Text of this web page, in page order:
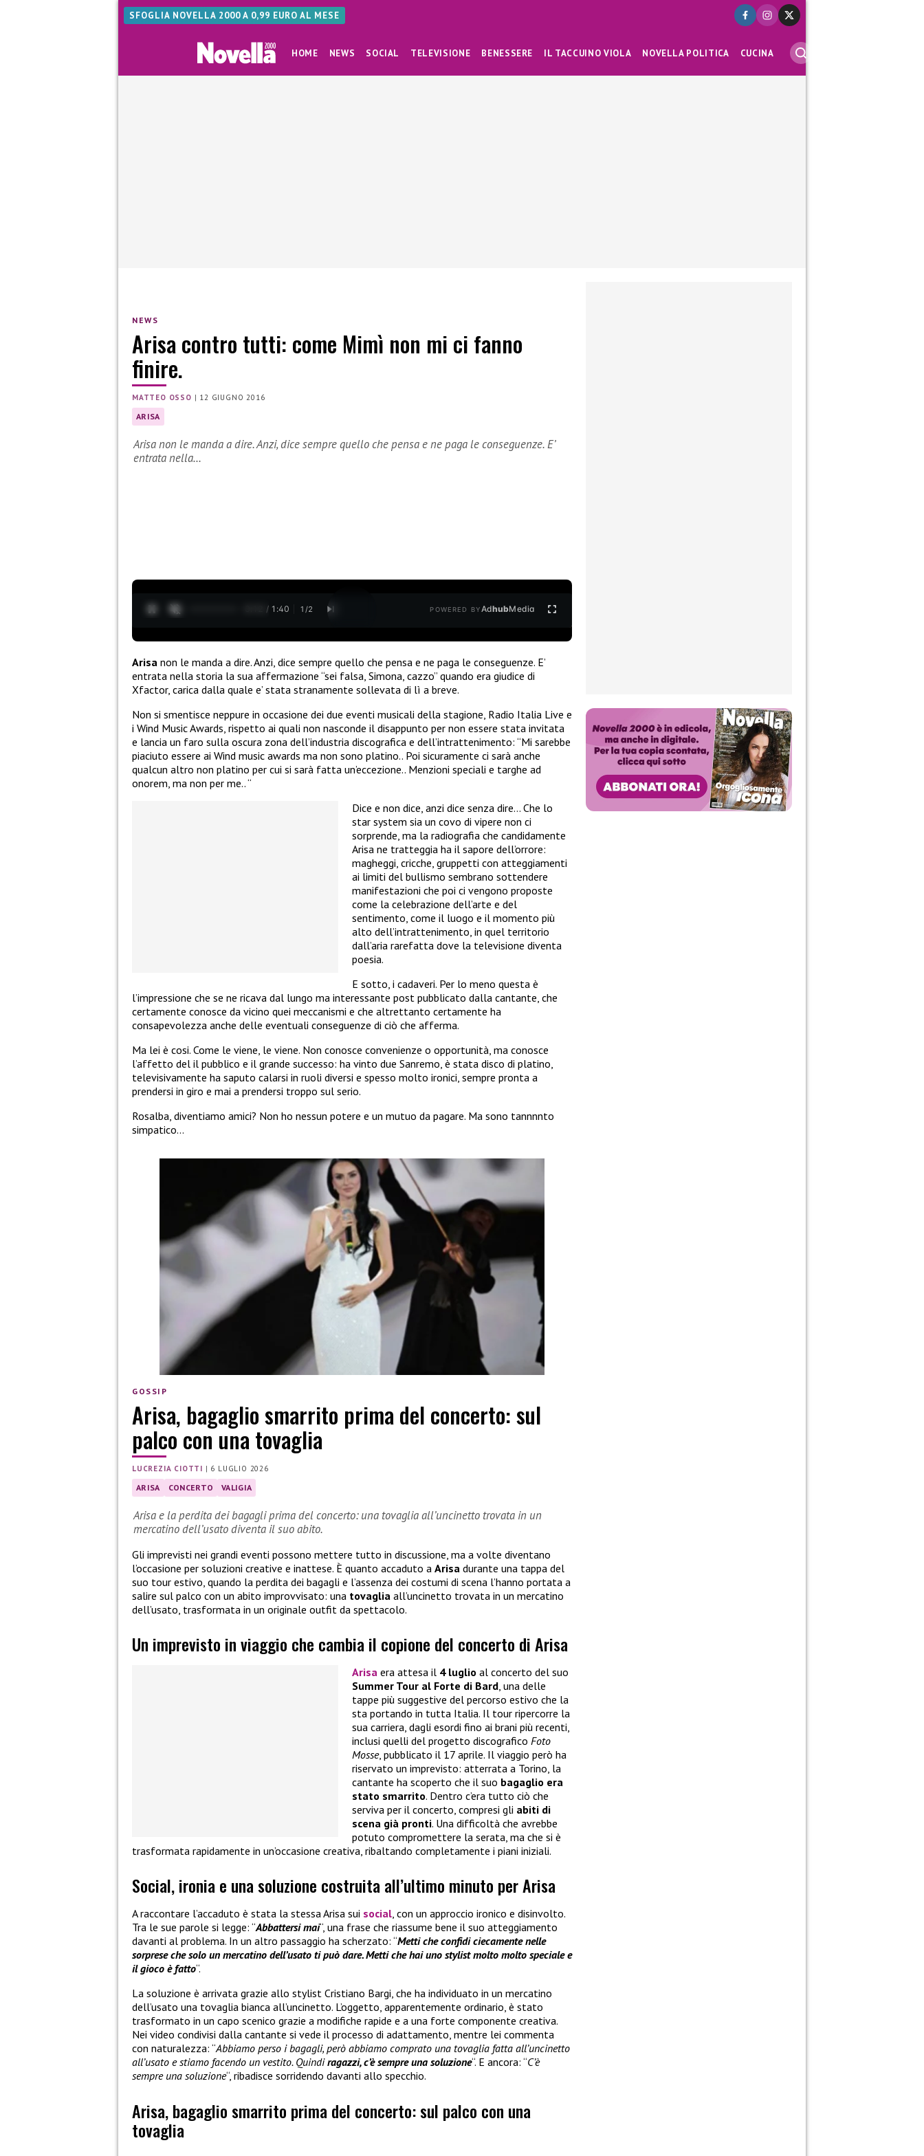
SFOGLIA NOVELLA 2000 A 0,99 EURO AL MESE
HOME NEWS SOCIAL TELEVISIONE BENESSERE IL TACCUINO VIOLA NOVELLA POLITICA CUCINA
NEWS
Arisa contro tutti: come Mimì non mi ci fanno
finire.
MATTEO OSSO | 12 GIUGNO 2016
ARISA
Arisa non le manda a dire. Anzi, dice sempre quello che pensa e ne paga le conseguenze. E’
entrata nella…
0:12 / 1:40 1 /2 POWERED BYAdhubMedia
Arisa non le manda a dire. Anzi, dice sempre quello che pensa e ne paga le conseguenze. E’
entrata nella storia la sua affermazione “sei falsa, Simona, cazzo” quando era giudice di
Xfactor, carica dalla quale e’ stata stranamente sollevata di lì a breve.
Non si smentisce neppure in occasione dei due eventi musicali della stagione, Radio Italia Live e
i Wind Music Awards, rispetto ai quali non nasconde il disappunto per non essere stata invitata
e lancia un faro sulla oscura zona dell’industria discografica e dell’intrattenimento: “Mi sarebbe
piaciuto essere ai Wind music awards ma non sono platino.. Poi sicuramente ci sarà anche
qualcun altro non platino per cui si sarà fatta un’eccezione.. Menzioni speciali e targhe ad
onorem, ma non per me.. “
Dice e non dice, anzi dice senza dire… Che lo
star system sia un covo di vipere non ci
sorprende, ma la radiografia che candidamente
Arisa ne tratteggia ha il sapore dell’orrore:
magheggi, cricche, gruppetti con atteggiamenti
ai limiti del bullismo sembrano sottendere
manifestazioni che poi ci vengono proposte
come la celebrazione dell’arte e del
sentimento, come il luogo e il momento più
alto dell’intrattenimento, in quel territorio
dall’aria rarefatta dove la televisione diventa
poesia.
E sotto, i cadaveri. Per lo meno questa è
l’impressione che se ne ricava dal lungo ma interessante post pubblicato dalla cantante, che
certamente conosce da vicino quei meccanismi e che altrettanto certamente ha
consapevolezza anche delle eventuali conseguenze di ciò che afferma.
Ma lei è cosi. Come le viene, le viene. Non conosce convenienze o opportunità, ma conosce
l’affetto del il pubblico e il grande successo: ha vinto due Sanremo, è stata disco di platino,
televisivamente ha saputo calarsi in ruoli diversi e spesso molto ironici, sempre pronta a
prendersi in giro e mai a prendersi troppo sul serio.
Rosalba, diventiamo amici? Non ho nessun potere e un mutuo da pagare. Ma sono tannnnto
simpatico…
GOSSIP
Arisa, bagaglio smarrito prima del concerto: sul
palco con una tovaglia
LUCREZIA CIOTTI | 6 LUGLIO 2026
ARISA CONCERTO VALIGIA
Arisa e la perdita dei bagagli prima del concerto: una tovaglia all’uncinetto trovata in un
mercatino dell’usato diventa il suo abito.
Gli imprevisti nei grandi eventi possono mettere tutto in discussione, ma a volte diventano
l’occasione per soluzioni creative e inattese. È quanto accaduto a Arisa durante una tappa del
suo tour estivo, quando la perdita dei bagagli e l’assenza dei costumi di scena l’hanno portata a
salire sul palco con un abito improvvisato: una tovaglia all’uncinetto trovata in un mercatino
dell’usato, trasformata in un originale outfit da spettacolo.
Un imprevisto in viaggio che cambia il copione del concerto di Arisa
Arisa era attesa il 4 luglio al concerto del suo
Summer Tour al Forte di Bard, una delle
tappe più suggestive del percorso estivo che la
sta portando in tutta Italia. Il tour ripercorre la
sua carriera, dagli esordi fino ai brani più recenti,
inclusi quelli del progetto discografico Foto
Mosse, pubblicato il 17 aprile. Il viaggio però ha
riservato un imprevisto: atterrata a Torino, la
cantante ha scoperto che il suo bagaglio era
stato smarrito. Dentro c’era tutto ciò che
serviva per il concerto, compresi gli abiti di
scena già pronti. Una difficoltà che avrebbe
potuto compromettere la serata, ma che si è
trasformata rapidamente in un’occasione creativa, ribaltando completamente i piani iniziali.
Social, ironia e una soluzione costruita all’ultimo minuto per Arisa
A raccontare l’accaduto è stata la stessa Arisa sui social, con un approccio ironico e disinvolto.
Tra le sue parole si legge: “Abbattersi mai“, una frase che riassume bene il suo atteggiamento
davanti al problema. In un altro passaggio ha scherzato: “Metti che confidi ciecamente nelle
sorprese che solo un mercatino dell’usato ti può dare. Metti che hai uno stylist molto molto speciale e
il gioco è fatto“.
La soluzione è arrivata grazie allo stylist Cristiano Bargi, che ha individuato in un mercatino
dell’usato una tovaglia bianca all’uncinetto. L’oggetto, apparentemente ordinario, è stato
trasformato in un capo scenico grazie a modifiche rapide e a una forte componente creativa.
Nei video condivisi dalla cantante si vede il processo di adattamento, mentre lei commenta
con naturalezza: “Abbiamo perso i bagagli, però abbiamo comprato una tovaglia fatta all’uncinetto
all’usato e stiamo facendo un vestito. Quindiragazzi, c’è sempre una soluzione“. E ancora: “C’è
sempre una soluzione“, ribadisce sorridendo davanti allo specchio.
Arisa, bagaglio smarrito prima del concerto: sul palco con una
tovaglia